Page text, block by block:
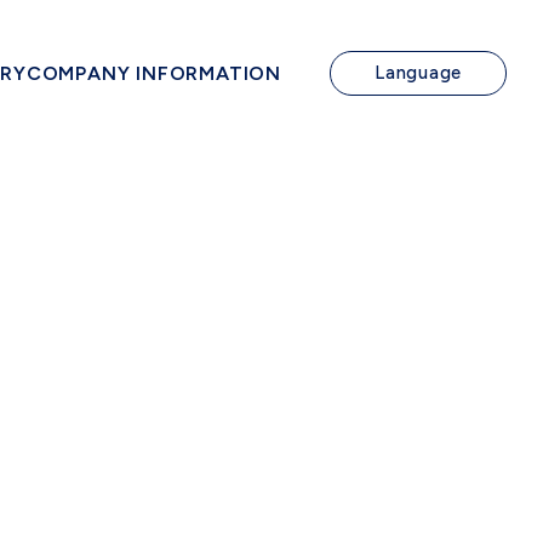
COMPANY INFORMATION Language